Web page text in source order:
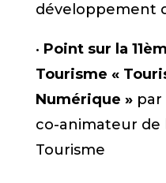
développement
• Point sur la
Tourisme «
Numérique »par
co-animateur
Tourisme